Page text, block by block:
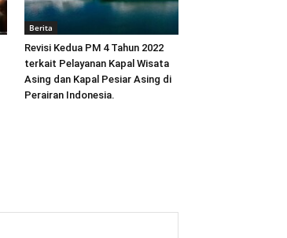
Berita
Revisi Kedua PM 4 Tahun 2022
terkait Pelayanan Kapal Wisata
Asing dan Kapal Pesiar Asing di
Perairan Indonesia.